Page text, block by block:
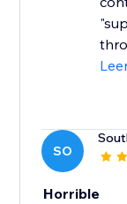
SO
Horrible